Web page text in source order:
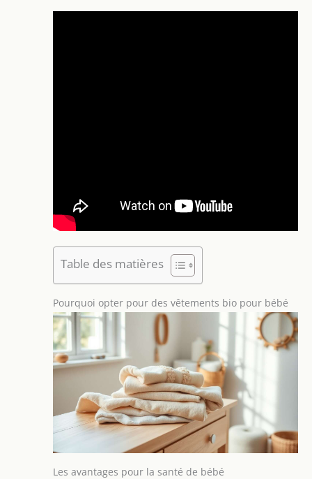
Table des matières
Pourquoi opter pour des vêtements bio pour bébé
Les avantages pour la santé de bébé